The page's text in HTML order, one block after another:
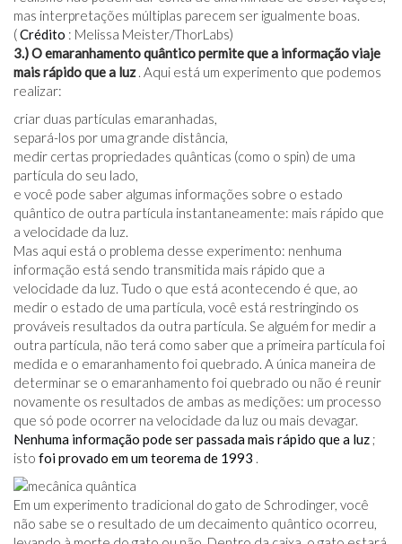
mas interpretações múltiplas parecem ser igualmente boas.
(Crédito : Melissa Meister/ThorLabs)
3.) O emaranhamento quântico permite que a informação viaje
mais rápido que a luz. Aqui está um experimento que podemos
realizar:
criar duas partículas emaranhadas,
separá-los por uma grande distância,
medir certas propriedades quânticas (como o spin) de uma
partícula do seu lado,
e você pode saber algumas informações sobre o estado
quântico de outra partícula instantaneamente: mais rápido que
a velocidade da luz.
Mas aqui está o problema desse experimento: nenhuma
informação está sendo transmitida mais rápido que a
velocidade da luz. Tudo o que está acontecendo é que, ao
medir o estado de uma partícula, você está restringindo os
prováveis ​​resultados da outra partícula. Se alguém for medir a
outra partícula, não terá como saber que a primeira partícula foi
medida e o emaranhamento foi quebrado. A única maneira de
determinar se o emaranhamento foi quebrado ou não é reunir
novamente os resultados de ambas as medições: um processo
que só pode ocorrer na velocidade da luz ou mais devagar.
Nenhuma informação pode ser passada mais rápido que a luz ;
isto foi provado em um teorema de 1993 .
Em um experimento tradicional do gato de Schrodinger, você
não sabe se o resultado de um decaimento quântico ocorreu,